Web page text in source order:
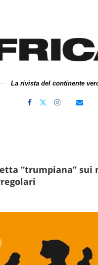
La rivista del continente
“trumpiana” sui